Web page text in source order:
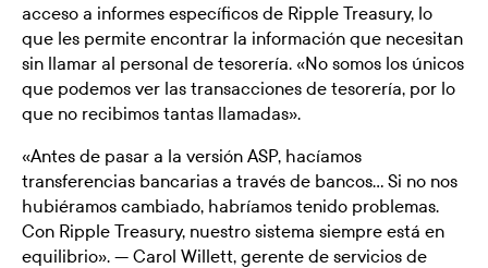
acceso a informes específicos de Ripple Treasury, lo
que les permite encontrar la información que necesitan
sin llamar al personal de tesorería. «No somos los únicos
que podemos ver las transacciones de tesorería, por lo
que no recibimos tantas llamadas».
«Antes de pasar a la versión ASP, hacíamos
transferencias bancarias a través de bancos... Si no nos
hubiéramos cambiado, habríamos tenido problemas.
Con Ripple Treasury, nuestro sistema siempre está en
equilibrio». — Carol Willett, gerente de servicios de